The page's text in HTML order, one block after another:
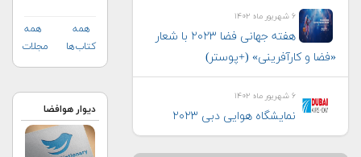
۶ شهریور ماه ۱۴۰۲
هفته جهانی فضا ۲۰۲۳ با شعار
«فضا و کارآفرینی» (+پوستر)
۶ شهریور ماه ۱۴۰۲
نمایشگاه هوایی دبی ۲۰۲۳
همه
کتاب‌ها
همه
مجلات
دیوار هوافضا